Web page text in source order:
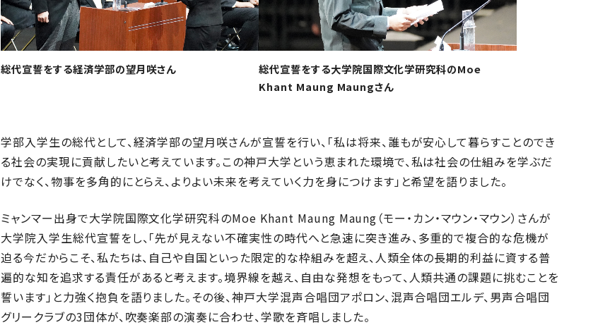
総代宣誓をする経済学部の望月咲さん
総代宣誓をする大学院国際文化学研究科のMoe
Khant Maung Maungさん
学部入学生の総代として、経済学部の望月咲さんが宣誓を行い、「私は将来、誰もが安心して暮らすことのでき
る社会の実現に貢献したいと考えています。この神戸大学という恵まれた環境で、私は社会の仕組みを学ぶだ
けでなく、物事を多角的にとらえ、よりよい未来を考えていく力を身につけます」と希望を語りました。
ミャンマー出身で大学院国際文化学研究科のMoe Khant Maung Maung（モー・カン・マウン・マウン）さんが
大学院入学生総代宣誓をし、「先が見えない不確実性の時代へと急速に突き進み、多重的で複合的な危機が
迫る今だからこそ、私たちは、自己や自国といった限定的な枠組みを超え、人類全体の長期的利益に資する普
遍的な知を追求する責任があると考えます。境界線を越え、自由な発想をもって、人類共通の課題に挑むことを
誓います」と力強く抱負を語りました。その後、神戸大学混声合唱団アポロン、混声合唱団エルデ、男声合唱団
グリークラブの3団体が、吹奏楽部の演奏に合わせ、学歌を斉唱しました。